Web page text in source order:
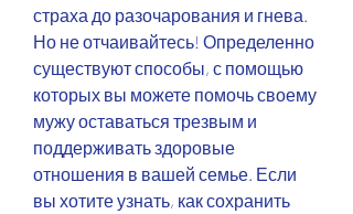
страха до разочарования и гнева.
Но не отчаивайтесь! Определенно
существуют способы, с помощью
которых вы можете помочь своему
мужу оставаться трезвым и
поддерживать здоровые
отношения в вашей семье. Если
вы хотите узнать, как сохранить